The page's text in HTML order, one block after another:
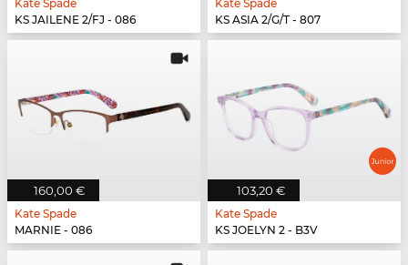
Kate Spade
KS JAILENE 2/FJ - 086
Kate Spade
KS ASIA 2/G/T - 807
160,00 €
Kate Spade
MARNIE - 086
103,20 €
Kate Spade
KS JOELYN 2 - B3V